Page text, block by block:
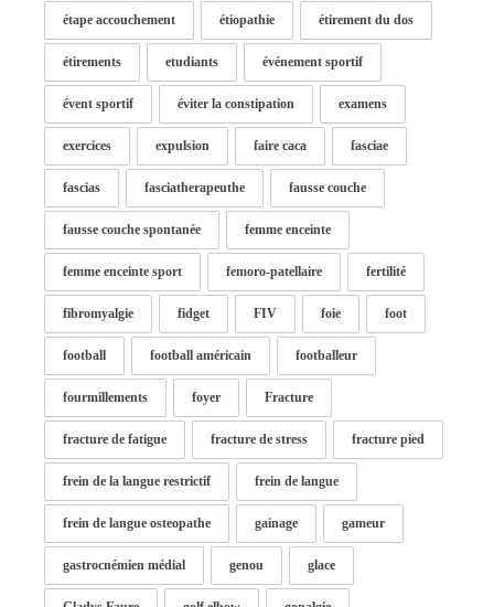
étape accouchement étiopathie étirement du dos
étirements etudiants événement sportif
évent sportif éviter la constipation examens
exercices expulsion faire caca fasciae
fascias fasciatherapeuthe fausse couche
fausse couche spontanée femme enceinte
femme enceinte sport femoro-patellaire fertilité
fibromyalgie fidget FIV foie foot
football football américain footballeur
fourmillements foyer Fracture
fracture de fatigue fracture de stress fracture pied
frein de la langue restrictif frein de langue
frein de langue osteopathe gainage gameur
gastrocnémien médial genou glace